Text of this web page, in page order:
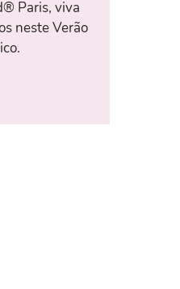
Paris, viva
neste Verão